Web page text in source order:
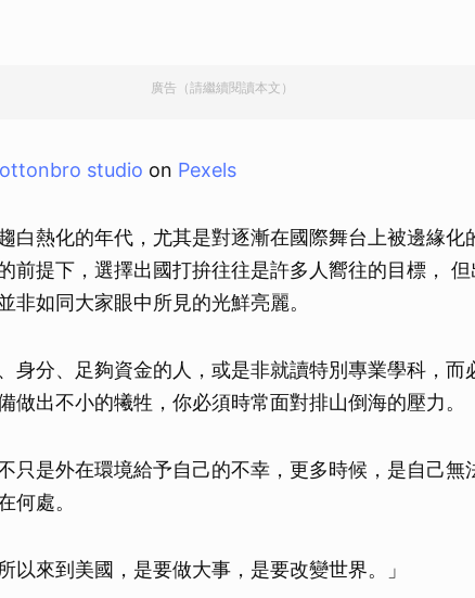
廣告（請繼續閱讀本文）
studio on Pexels
白熱化的年代，尤其是對逐漸在國際舞台上被邊緣化
前提下，選擇出國打拚往往是許多人嚮往的目標，
非如同大家眼中所見的光鮮亮麗。
身分、足夠資金的人，或是非就讀特別專業學科，而
做出不小的犧牲，你必須時常面對排山倒海的壓力。
只是外在環境給予自己的不幸，更多時候，是自己無
何處。
以來到美國，是要做大事，是要改變世界。」